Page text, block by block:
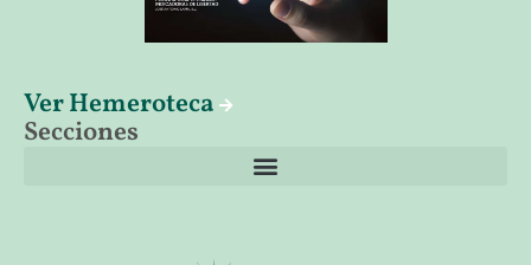
Ver Hemeroteca
Secciones